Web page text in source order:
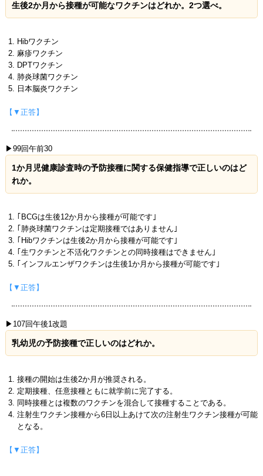
生後2か月から接種が可能なワクチンはどれか。2つ選べ。
Hibワクチン
麻疹ワクチン
DPTワクチン
肺炎球菌ワクチン
日本脳炎ワクチン
【▼正答】
▶99回午前30
1か月児健康診査時の予防接種に関する保健指導で正しいのはど
れか。
｢BCGは生後12か月から接種が可能です｣
｢肺炎球菌ワクチンは定期接種ではありません｣
｢Hibワクチンは生後2か月から接種が可能です｣
｢生ワクチンと不活化ワクチンとの同時接種はできません｣
｢インフルエンザワクチンは生後1か月から接種が可能です｣
【▼正答】
▶107回午後1改題
乳幼児の予防接種で正しいのはどれか。
接種の開始は生後2か月が推奨される。
定期接種、任意接種ともに就学前に完了する。
同時接種とは複数のワクチンを混合して接種することである。
注射生ワクチン接種から6日以上あけて次の注射生ワクチン接種が可能
となる。
【▼正答】